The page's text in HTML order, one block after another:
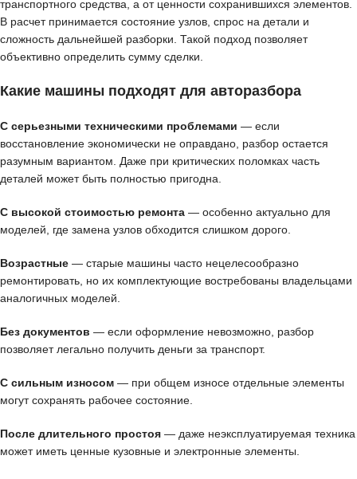
транспортного средства, а от ценности сохранившихся элементов.
В расчет принимается состояние узлов, спрос на детали и
сложность дальнейшей разборки. Такой подход позволяет
объективно определить сумму сделки.
Какие машины подходят для авторазбора
С серьезными техническими проблемами — если
восстановление экономически не оправдано, разбор остается
разумным вариантом. Даже при критических поломках часть
деталей может быть полностью пригодна.
С высокой стоимостью ремонта — особенно актуально для
моделей, где замена узлов обходится слишком дорого.
Возрастные — старые машины часто нецелесообразно
ремонтировать, но их комплектующие востребованы владельцами
аналогичных моделей.
Без документов — если оформление невозможно, разбор
позволяет легально получить деньги за транспорт.
С сильным износом — при общем износе отдельные элементы
могут сохранять рабочее состояние.
После длительного простоя — даже неэксплуатируемая техника
может иметь ценные кузовные и электронные элементы.